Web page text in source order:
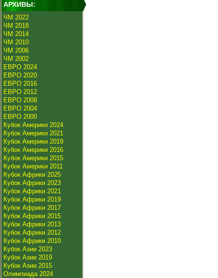
АРХИВЫ:
ЧМ 2022
ЧМ 2018
ЧМ 2014
ЧМ 2010
ЧМ 2006
ЧМ 2002
ЕВРО 2024
ЕВРО 2020
ЕВРО 2016
ЕВРО 2012
ЕВРО 2008
ЕВРО 2004
ЕВРО 2000
Кубок Америки 2024
Кубок Америки 2021
Кубок Америки 2019
Кубок Америки 2016
Кубок Америки 2015
Кубок Америки 2011
Кубок Африки 2025
Кубок Африки 2023
Кубок Африки 2021
Кубок Африки 2019
Кубок Африки 2017
Кубок Африки 2015
Кубок Африки 2013
Кубок Африки 2012
Кубок Африки 2010
Кубок Азии 2023
Кубок Азии 2019
Кубок Азии 2015
Олимпиада 2024